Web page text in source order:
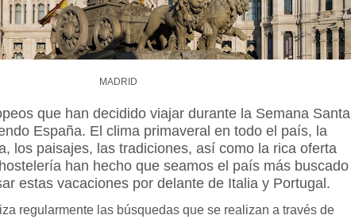
MADRID
que han decidido viajar durante la Semana Santa
España. El clima primaveral en todo el país, la
los paisajes, las tradiciones, así como la rica oferta
han hecho que seamos el país más buscado
estas vacaciones por delante de Italia y Portugal.
regularmente las búsquedas que se realizan a través de